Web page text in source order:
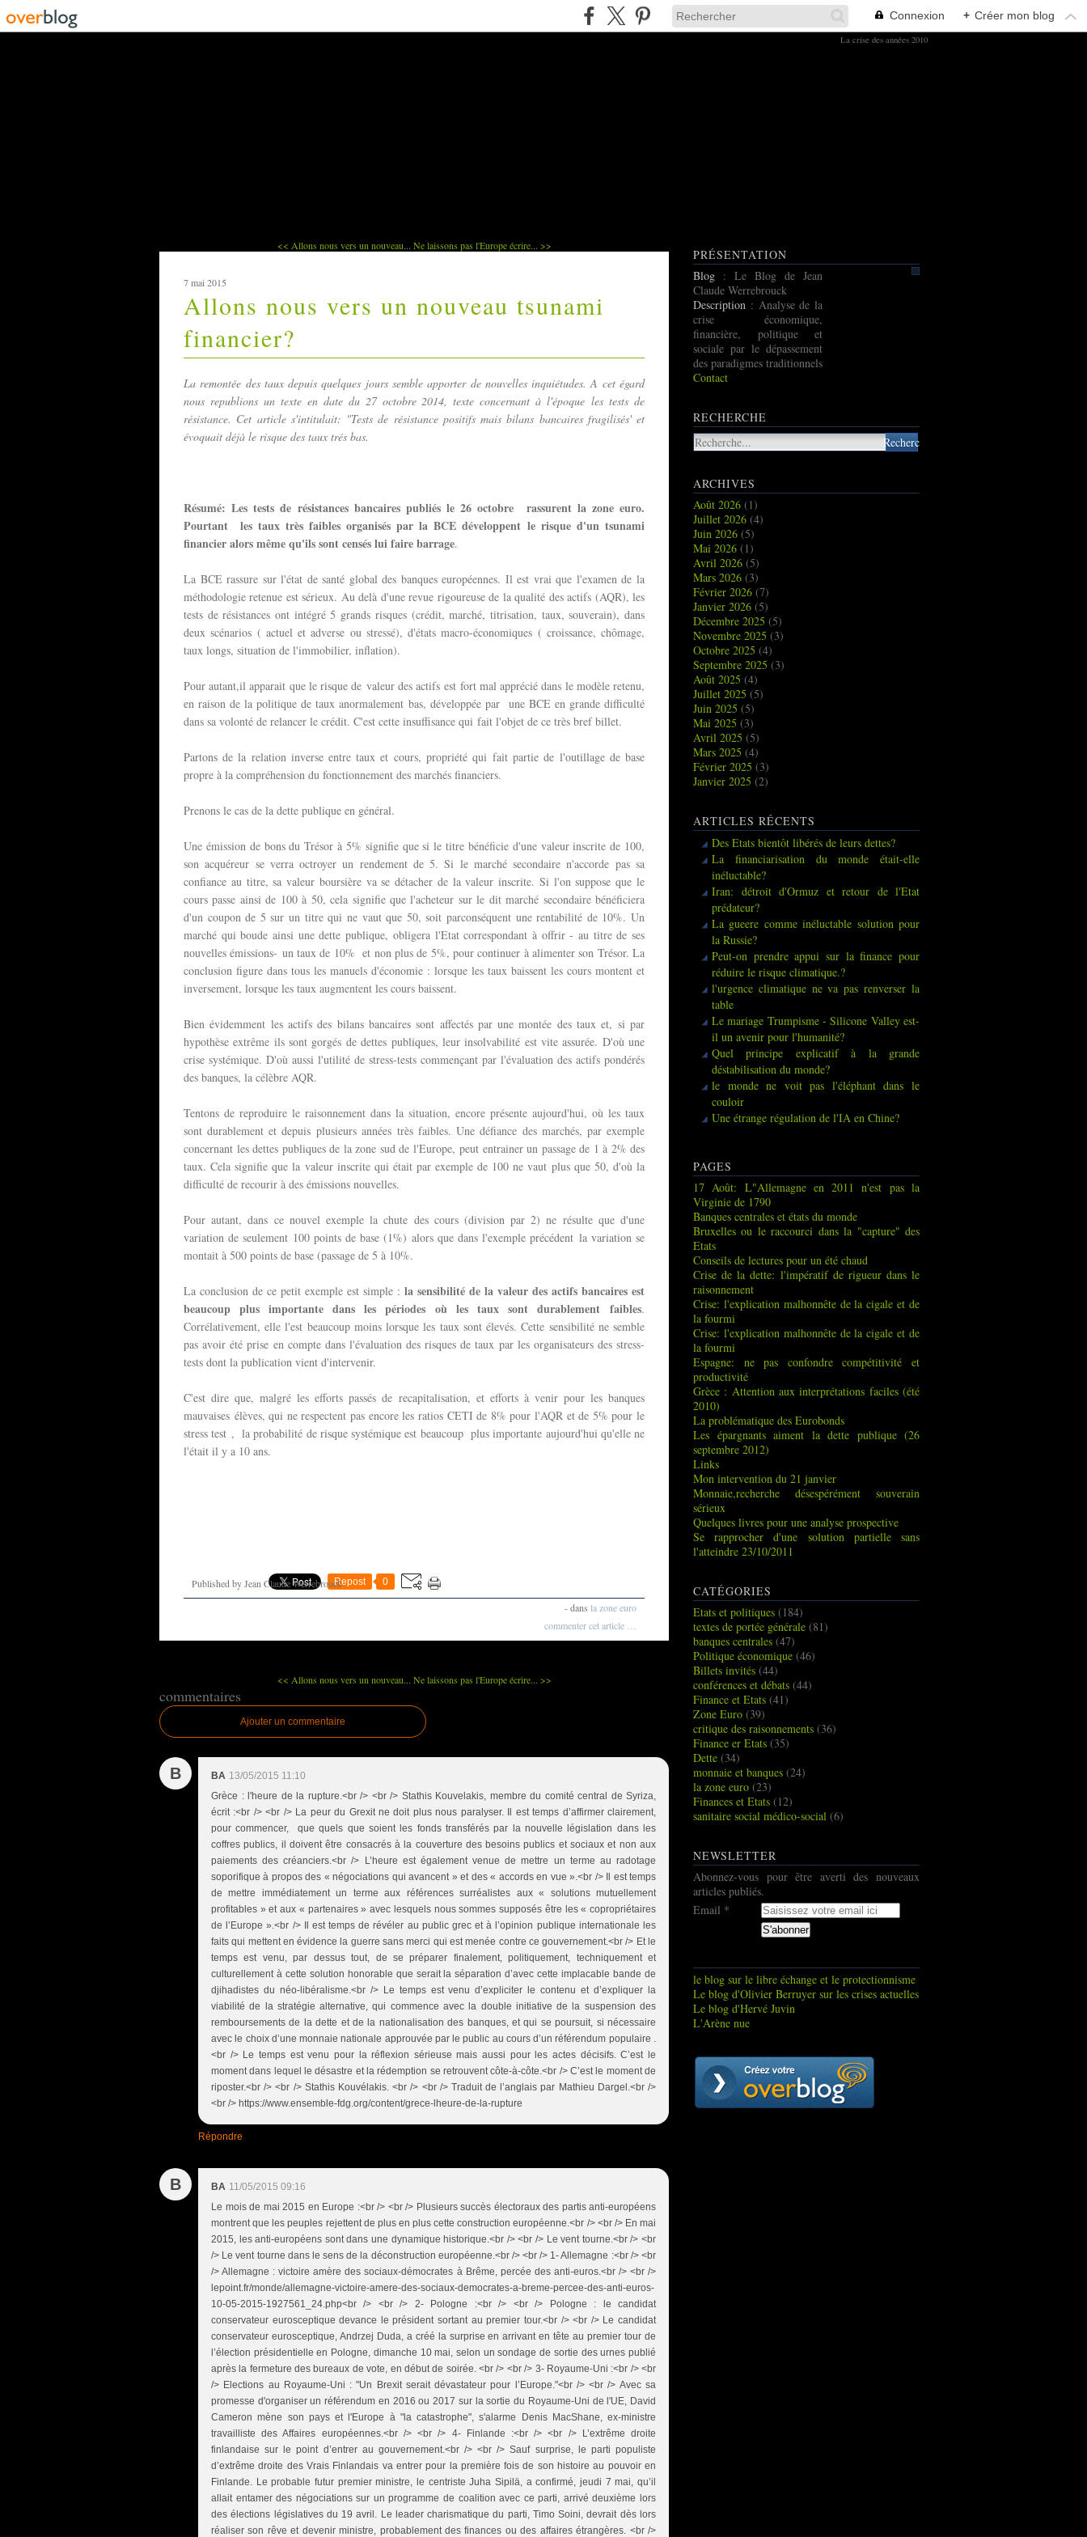
Connexion + Créer mon blog
La crise des années 2010
<< Allons nous vers un nouveau... Ne laissons pas l'Europe écrire... >>
7 mai 2015
Allons nous vers un nouveau tsunami
financier?
La remontée des taux depuis quelques jours semble apporter de nouvelles inquiétudes. A cet égard
nous republions un texte en date du 27 octobre 2014, texte concernant à l'époque les tests de
résistance. Cet article s'intitulait: "Tests de résistance positifs mais bilans bancaires fragilisés' et
évoquait déjà le risque des taux trés bas.
Résumé: Les tests de résistances bancaires publiés le 26 octobre rassurent la zone euro.
Pourtant les taux très faibles organisés par la BCE développent le risque d'un tsunami
financier alors même qu'ils sont censés lui faire barrage.
La BCE rassure sur l'état de santé global des banques européennes. Il est vrai que l'examen de la
méthodologie retenue est sérieux. Au delà d'une revue rigoureuse de la qualité des actifs (AQR), les
tests de résistances ont intégré 5 grands risques (crédit, marché, titrisation, taux, souverain), dans
deux scénarios ( actuel et adverse ou stressé), d'états macro-économiques ( croissance, chômage,
taux longs, situation de l'immobilier, inflation).
Pour autant,il apparait que le risque de valeur des actifs est fort mal apprécié dans le modèle retenu,
en raison de la politique de taux anormalement bas, développée par une BCE en grande difficulté
dans sa volonté de relancer le crédit. C'est cette insuffisance qui fait l'objet de ce très bref billet.
Partons de la relation inverse entre taux et cours, propriété qui fait partie de l'outillage de base
propre à la compréhension du fonctionnement des marchés financiers.
Prenons le cas de la dette publique en général.
Une émission de bons du Trésor à 5% signifie que si le titre bénéficie d'une valeur inscrite de 100,
son acquéreur se verra octroyer un rendement de 5. Si le marché secondaire n'accorde pas sa
confiance au titre, sa valeur boursière va se détacher de la valeur inscrite. Si l'on suppose que le
cours passe ainsi de 100 à 50, cela signifie que l'acheteur sur le dit marché secondaire bénéficiera
d'un coupon de 5 sur un titre qui ne vaut que 50, soit parconséquent une rentabilité de 10%. Un
marché qui boude ainsi une dette publique, obligera l'Etat correspondant à offrir - au titre de ses
nouvelles émissions- un taux de 10% et non plus de 5%, pour continuer à alimenter son Trésor. La
conclusion figure dans tous les manuels d'économie : lorsque les taux baissent les cours montent et
inversement, lorsque les taux augmentent les cours baissent.
Bien évidemment les actifs des bilans bancaires sont affectés par une montée des taux et, si par
hypothèse extrême ils sont gorgés de dettes publiques, leur insolvabilité est vite assurée. D'où une
crise systémique. D'où aussi l'utilité de stress-tests commençant par l'évaluation des actifs pondérés
des banques, la célèbre AQR.
Tentons de reproduire le raisonnement dans la situation, encore présente aujourd'hui, où les taux
sont durablement et depuis plusieurs années très faibles. Une défiance des marchés, par exemple
concernant les dettes publiques de la zone sud de l'Europe, peut entrainer un passage de 1 à 2% des
taux. Cela signifie que la valeur inscrite qui était par exemple de 100 ne vaut plus que 50, d'où la
difficulté de recourir à des émissions nouvelles.
Pour autant, dans ce nouvel exemple la chute des cours (division par 2) ne résulte que d'une
variation de seulement 100 points de base (1%) alors que dans l'exemple précédent la variation se
montait à 500 points de base (passage de 5 à 10%.
La conclusion de ce petit exemple est simple : la sensibilité de la valeur des actifs bancaires est
beaucoup plus importante dans les périodes où les taux sont durablement faibles.
Corrélativement, elle l'est beaucoup moins lorsque les taux sont élevés. Cette sensibilité ne semble
pas avoir été prise en compte dans l'évaluation des risques de taux par les organisateurs des stress-
tests dont la publication vient d'intervenir.
C'est dire que, malgré les efforts passés de recapitalisation, et efforts à venir pour les banques
mauvaises élèves, qui ne respectent pas encore les ratios CETI de 8% pour l'AQR et de 5% pour le
stress test , la probabilité de risque systémique est beaucoup plus importante aujourd'hui qu'elle ne
l'était il y a 10 ans.
Repost 0
Published by Jean Claude Werrebrouck
-dans la zone euro
commenter cet article
<< Allons nous vers un nouveau... Ne laissons pas l'Europe écrire... >>
commentaires
Ajouter un commentaire
B BA 13/05/2015 11:10
Grèce : l'heure de la rupture.<br /> <br /> Stathis Kouvelakis, membre du comité central de Syriza,
écrit :<br /> <br /> La peur du Grexit ne doit plus nous paralyser. Il est temps d’affirmer clairement,
pour commencer, que quels que soient les fonds transférés par la nouvelle législation dans les
coffres publics, il doivent être consacrés à la couverture des besoins publics et sociaux et non aux
paiements des créanciers.<br /> L’heure est également venue de mettre un terme au radotage
soporifique à propos des « négociations qui avancent » et des « accords en vue ».<br /> Il est temps
de mettre immédiatement un terme aux références surréalistes aux « solutions mutuellement
profitables » et aux « partenaires » avec lesquels nous sommes supposés être les « copropriétaires
de l’Europe ».<br /> Il est temps de révéler au public grec et à l’opinion publique internationale les
faits qui mettent en évidence la guerre sans merci qui est menée contre ce gouvernement.<br /> Et le
temps est venu, par dessus tout, de se préparer finalement, politiquement, techniquement et
culturellement à cette solution honorable que serait la séparation d’avec cette implacable bande de
djihadistes du néo-libéralisme.<br /> Le temps est venu d’expliciter le contenu et d’expliquer la
viabilité de la stratégie alternative, qui commence avec la double initiative de la suspension des
remboursements de la dette et de la nationalisation des banques, et qui se poursuit, si nécessaire
avec le choix d’une monnaie nationale approuvée par le public au cours d’un référendum populaire .
<br /> Le temps est venu pour la réflexion sérieuse mais aussi pour les actes décisifs. C’est le
moment dans lequel le désastre et la rédemption se retrouvent côte-à-côte.<br /> C’est le moment de
riposter.<br /> <br /> Stathis Kouvélakis. <br /> <br /> Traduit de l’anglais par Mathieu Dargel.<br />
<br /> https://www.ensemble-fdg.org/content/grece-lheure-de-la-rupture
Répondre
B BA 11/05/2015 09:16
Le mois de mai 2015 en Europe :<br /> <br /> Plusieurs succès électoraux des partis anti-européens
montrent que les peuples rejettent de plus en plus cette construction européenne.<br /> <br /> En mai
2015, les anti-européens sont dans une dynamique historique.<br /> <br /> Le vent tourne.<br /> <br
/> Le vent tourne dans le sens de la déconstruction européenne.<br /> <br /> 1- Allemagne :<br /> <br
/> Allemagne : victoire amère des sociaux-démocrates à Brême, percée des anti-euros.<br /> <br />
lepoint.fr/monde/allemagne-victoire-amere-des-sociaux-democrates-a-breme-percee-des-anti-euros-
10-05-2015-1927561_24.php<br /> <br /> 2- Pologne :<br /> <br /> Pologne : le candidat
conservateur eurosceptique devance le président sortant au premier tour.<br /> <br /> Le candidat
conservateur eurosceptique, Andrzej Duda, a créé la surprise en arrivant en tête au premier tour de
l’élection présidentielle en Pologne, dimanche 10 mai, selon un sondage de sortie des urnes publié
après la fermeture des bureaux de vote, en début de soirée. <br /> <br /> 3- Royaume-Uni :<br /> <br
/> Elections au Royaume-Uni : "Un Brexit serait dévastateur pour l’Europe."<br /> <br /> Avec sa
promesse d'organiser un référendum en 2016 ou 2017 sur la sortie du Royaume-Uni de l'UE, David
Cameron mène son pays et l'Europe à "la catastrophe", s'alarme Denis MacShane, ex-ministre
travailliste des Affaires européennes.<br /> <br /> 4- Finlande :<br /> <br /> L’extrême droite
finlandaise sur le point d’entrer au gouvernement.<br /> <br /> Sauf surprise, le parti populiste
d’extrême droite des Vrais Finlandais va entrer pour la première fois de son histoire au pouvoir en
Finlande. Le probable futur premier ministre, le centriste Juha Sipilä, a confirmé, jeudi 7 mai, qu’il
allait entamer des négociations sur un programme de coalition avec ce parti, arrivé deuxième lors
des élections législatives du 19 avril. Le leader charismatique du parti, Timo Soini, devrait dès lors
réaliser son rêve et devenir ministre, probablement des finances ou des affaires étrangères. <br />
PRÉSENTATION
Blog : Le Blog de Jean
Claude Werrebrouck
Description : Analyse de la
crise économique,
financière, politique et
sociale par le dépassement
des paradigmes traditionnels
Contact
RECHERCHE
ARCHIVES
Août 2026 (1)
Juillet 2026 (4)
Juin 2026 (5)
Mai 2026 (1)
Avril 2026 (5)
Mars 2026 (3)
Février 2026 (7)
Janvier 2026 (5)
Décembre 2025 (5)
Novembre 2025 (3)
Octobre 2025 (4)
Septembre 2025 (3)
Août 2025 (4)
Juillet 2025 (5)
Juin 2025 (5)
Mai 2025 (3)
Avril 2025 (5)
Mars 2025 (4)
Février 2025 (3)
Janvier 2025 (2)
ARTICLES RÉCENTS
Des Etats bientôt libérés de leurs dettes?
La financiarisation du monde était-elle
inéluctable?
Iran: détroit d'Ormuz et retour de l'Etat
prédateur?
La gueere comme inéluctable solution pour
la Russie?
Peut-on prendre appui sur la finance pour
réduire le risque climatique.?
l'urgence climatique ne va pas renverser la
table
Le mariage Trumpisme - Silicone Valley est-
il un avenir pour l'humanité?
Quel principe explicatif à la grande
déstabilisation du monde?
le monde ne voit pas l'éléphant dans le
couloir
Une étrange régulation de l'IA en Chine?
PAGES
17 Août: L"Allemagne en 2011 n'est pas la
Virginie de 1790
Banques centrales et états du monde
Bruxelles ou le raccourci dans la "capture" des
Etats
Conseils de lectures pour un été chaud
Crise de la dette: l'impératif de rigueur dans le
raisonnement
Crise: l'explication malhonnête de la cigale et de
la fourmi
Crise: l'explication malhonnête de la cigale et de
la fourmi
Espagne: ne pas confondre compétitivité et
productivité
Grèce : Attention aux interprétations faciles (été
2010)
La problématique des Eurobonds
Les épargnants aiment la dette publique (26
septembre 2012)
Links
Mon intervention du 21 janvier
Monnaie,recherche désespérément souverain
sérieux
Quelques livres pour une analyse prospective
Se rapprocher d'une solution partielle sans
l'atteindre 23/10/2011
CATÉGORIES
Etats et politiques (184)
textes de portée générale (81)
banques centrales (47)
Politique économique (46)
Billets invités (44)
conférences et débats (44)
Finance et Etats (41)
Zone Euro (39)
critique des raisonnements (36)
Finance er Etats (35)
Dette (34)
monnaie et banques (24)
la zone euro (23)
Finances et Etats (12)
sanitaire social médico-social (6)
NEWSLETTER
Abonnez-vous pour être averti des nouveaux
articles publiés.
Email
le blog sur le libre échange et le protectionnisme
Le blog d'Olivier Berruyer sur les crises actuelles
Le blog d'Hervé Juvin
L'Arène nue